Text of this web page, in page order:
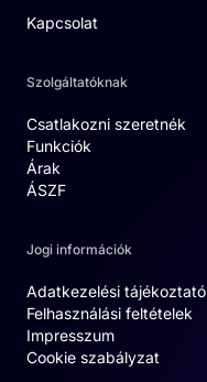
Kapcsolat
Szolgáltatóknak
Csatlakozni szeretnék
Funkciók
Árak
ÁSZF
Jogi információk
Adatkezelési tájékoztató
Felhasználási feltételek
Impresszum
Cookie szabályzat